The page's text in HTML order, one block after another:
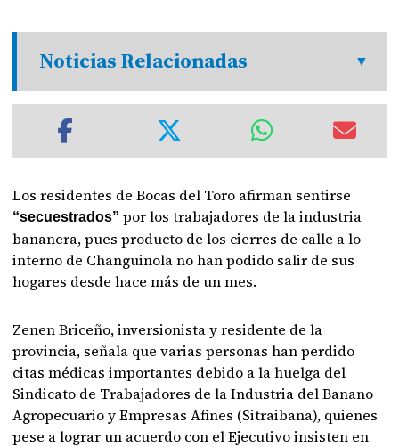
Noticias Relacionadas
Los residentes de Bocas del Toro afirman sentirse
“secuestrados”por los trabajadores de la industria
bananera, pues producto de los cierres de calle a lo
interno de Changuinola no han podido salir de sus
hogares desde hace más de un mes.
Zenen Briceño, inversionista y residente de la
provincia, señala que varias personas han perdido
citas médicas importantes debido a la huelga del
Sindicato de Trabajadores de la Industria del Banano
Agropecuario y Empresas Afines (Sitraibana), quienes
pese a lograr un acuerdo con el Ejecutivo insisten en